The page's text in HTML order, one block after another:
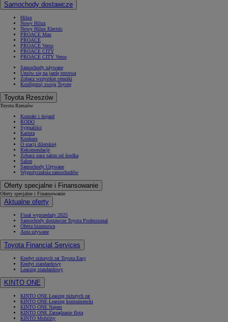
Samochody dostawcze
Hilux
Nowy Hilux
Nowy Hilux Electric
PROACE Max
PROACE
PROACE Verso
PROACE CITY
PROACE CITY Verso
Samochody używane
Umów się na jazdę testową
Zobacz wszystkie cenniki
Konfiguruj swoją Toyotę
Toyota Rzeszów
Toyota Rzeszów
Kontakt i dojazd
RODO
Sygnaliści
Kariera
Konkurs
O stacji dilerskiej
Rekomendacje
Zobacz nasz salon od środka
Salon
Samochody Używane
Wypożyczalnia samochodów
Oferty specjalne i Finansowanie
Oferty specjalne i Finansowanie
Aktualne oferty
Finał wyprzedaży 2025
Samochody dostawcze Toyota Professional
Oferta biznesowa
Auta używane
Toyota Financial Services
Kredyt niższych rat Toyota Easy
Kredyt standardowy
Leasing standardowy
KINTO ONE
KINTO ONE Leasing niższych rat
KINTO ONE Leasing konsumencki
KINTO ONE Najem
KINTO ONE Zarządzanie flotą
KINTO Mobility